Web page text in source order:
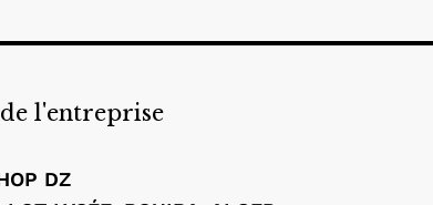
l'entreprise
DZ